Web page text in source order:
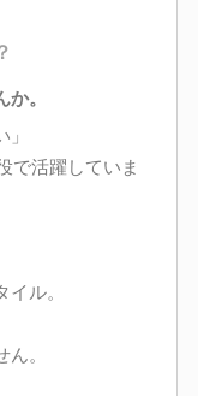
。
で活躍していま
ル。
。